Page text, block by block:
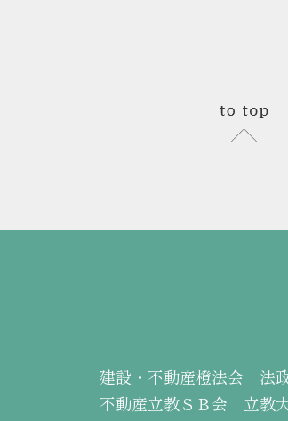
建設・不動産橙法会 法
不動産立教ＳＢ会 立教